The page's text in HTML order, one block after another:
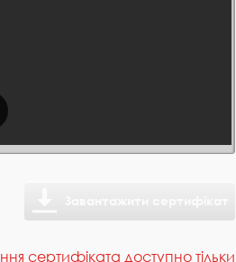
сертифіката доступно тільки